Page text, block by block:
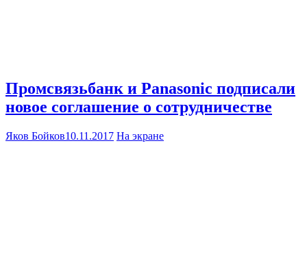
Промсвязьбанк и Panasonic подписали
новое соглашение о сотрудничестве
Яков Бойков10.11.2017 На экране